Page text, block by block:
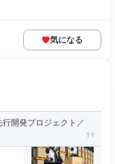
気になる
開発プロジェクト／